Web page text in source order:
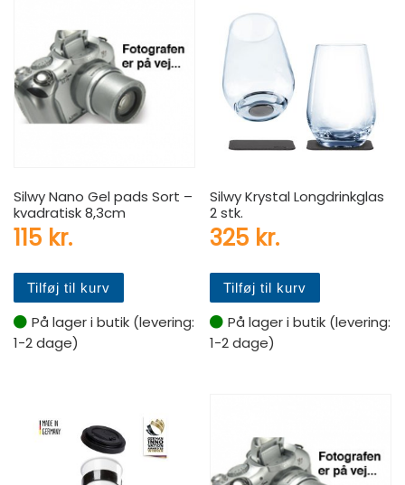
Silwy Nano Gel pads Sort –
kvadratisk 8,3cm
115 kr.
Tilføj til kurv
På lager i butik (levering:
1-2 dage)
Silwy Krystal Longdrinkglas
2 stk.
325 kr.
Tilføj til kurv
På lager i butik (levering:
1-2 dage)